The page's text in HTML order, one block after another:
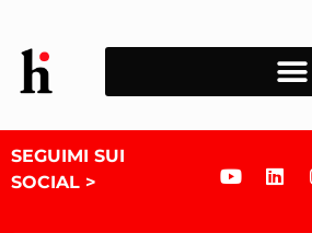
SEGUIMI SUI
SOCIAL >